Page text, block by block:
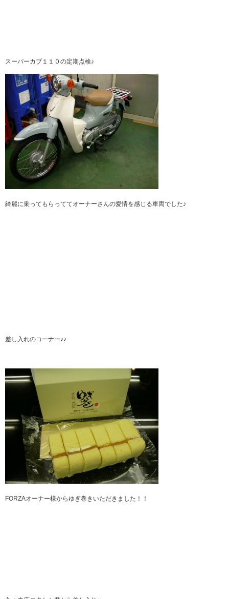
スーパーカブ１１０の定期点検♪
綺麗に乗ってもらっててオーナーさんの愛情を感じる車両でした♪
差し入れのコーナー♪♪
FORZAオーナー様からゆぎ巻きいただきました！！